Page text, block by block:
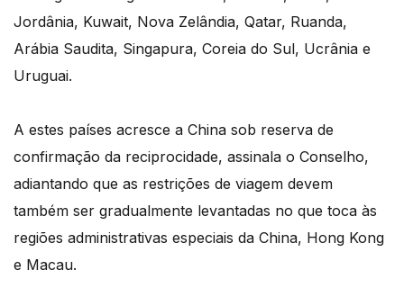
Jordânia, Kuwait, Nova Zelândia, Qatar, Ruanda,
Arábia Saudita, Singapura, Coreia do Sul, Ucrânia e
Uruguai.
A estes países acresce a China sob reserva de
confirmação da reciprocidade, assinala o Conselho,
adiantando que as restrições de viagem devem
também ser gradualmente levantadas no que toca às
regiões administrativas especiais da China, Hong Kong
e Macau.